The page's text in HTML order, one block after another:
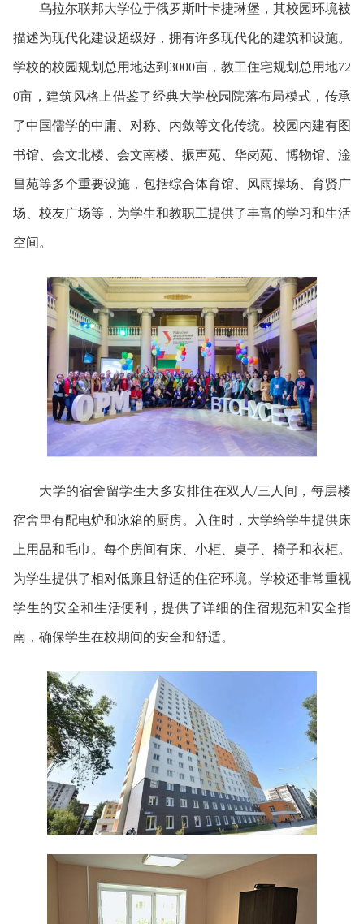
乌拉尔联邦大学位于俄罗斯叶卡捷琳堡，其校园环境被
描述为现代化建设超级好，拥有许多现代化的建筑和设施。
学校的校园规划总用地达到3000亩，教工住宅规划总用地72
0亩，建筑风格上借鉴了经典大学校园院落布局模式，传承
了中国儒学的中庸、对称、内敛等文化传统。 校园内建有图
书馆、‌会文北楼、‌会文南楼、‌振声苑、‌华岗苑、‌博物馆、‌淦
昌苑等多个重要设施，包括综合体育馆、‌风雨操场、‌育贤广
场、‌校友广场等， 为学生和教职工提供了丰富的学习和生活
空间。
大学的宿舍留学生大多安排住在双人/三人间， 每层楼
宿舍里有配电炉和冰箱的厨房。入住时，大学给学生提供床
上用品和毛巾。 每个房间有床、小柜、桌子、椅子和衣柜。
为学生提供了相对低廉且舒适的住宿环境。学校还非常重视
学生的安全和生活便利，提供了详细的住宿规范和安全指
南，确保学生在校期间的安全和舒适。